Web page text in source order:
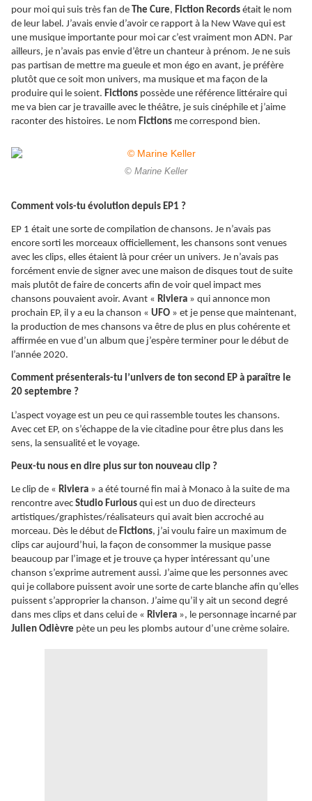
pour moi qui suis très fan de The Cure, Fiction Records était le nom
de leur label. J’avais envie d’avoir ce rapport à la New Wave qui est
une musique importante pour moi car c’est vraiment mon ADN. Par
ailleurs, je n’avais pas envie d’être un chanteur à prénom. Je ne suis
pas partisan de mettre ma gueule et mon égo en avant, je préfère
plutôt que ce soit mon univers, ma musique et ma façon de la
produire qui le soient. Fictions possède une référence littéraire qui
me va bien car je travaille avec le théâtre, je suis cinéphile et j’aime
raconter des histoires. Le nom Fictions me correspond bien.
© Marine Keller
Comment vois-tu évolution depuis EP1 ?
EP 1 était une sorte de compilation de chansons. Je n’avais pas
encore sorti les morceaux officiellement, les chansons sont venues
avec les clips, elles étaient là pour créer un univers. Je n’avais pas
forcément envie de signer avec une maison de disques tout de suite
mais plutôt de faire de concerts afin de voir quel impact mes
chansons pouvaient avoir. Avant « Riviera » qui annonce mon
prochain EP, il y a eu la chanson « UFO » et je pense que maintenant,
la production de mes chansons va être de plus en plus cohérente et
affirmée en vue d’un album que j’espère terminer pour le début de
l’année 2020.
Comment présenterais-tu l’univers de ton second EP à paraître le
20 septembre ?
L’aspect voyage est un peu ce qui rassemble toutes les chansons.
Avec cet EP, on s’échappe de la vie citadine pour être plus dans les
sens, la sensualité et le voyage.
Peux-tu nous en dire plus sur ton nouveau clip ?
Le clip de « Riviera » a été tourné fin mai à Monaco à la suite de ma
rencontre avec Studio Furious qui est un duo de directeurs
artistiques/graphistes/réalisateurs qui avait bien accroché au
morceau. Dès le début de Fictions, j’ai voulu faire un maximum de
clips car aujourd’hui, la façon de consommer la musique passe
beaucoup par l’image et je trouve ça hyper intéressant qu’une
chanson s’exprime autrement aussi. J’aime que les personnes avec
qui je collabore puissent avoir une sorte de carte blanche afin qu’elles
puissent s’approprier la chanson. J’aime qu’il y ait un second degré
dans mes clips et dans celui de « Riviera », le personnage incarné par
Julien Odièvre pète un peu les plombs autour d’une crème solaire.